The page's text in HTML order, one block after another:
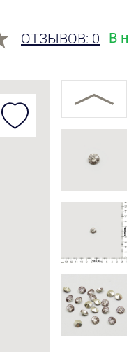
ОТЗЫВОВ: 0 В